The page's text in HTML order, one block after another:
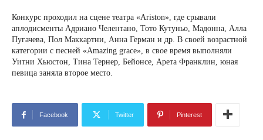
Конкурс проходил на сцене театра «Ariston», где срывали
аплодисменты Адриано Челентано, Тото Кутуньо, Мадонна, Алла
Пугачева, Пол Маккартни, Анна Герман и др. В своей возрастной
категории с песней «Amazing grace», в свое время выполняли
Уитни Хьюстон, Тина Тернер, Бейонсе, Арета Франклин, юная
певица заняла второе место.
Facebook Twitter Pinterest